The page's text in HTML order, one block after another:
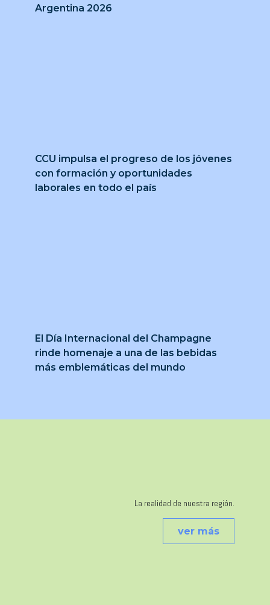
Argentina 2026
CCU impulsa el progreso de los jóvenes
con formación y oportunidades
laborales en todo el país
El Día Internacional del Champagne
rinde homenaje a una de las bebidas
más emblemáticas del mundo
La realidad de nuestra región.
ver más